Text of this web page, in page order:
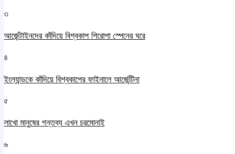
৩
আর্জেন্টাইনদের কাঁদিয়ে বিশ্বকাপ শিরোপা স্পেনের ঘরে
৪
ইংল্যান্ডকে কাঁদিয়ে বিশ্বকাপের ফাইনালে আর্জেন্টিনা
৫
লাখো মানুষের গন্তব্য এখন চরমোনাই
৬